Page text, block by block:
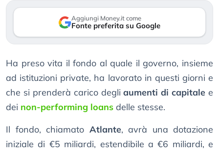
Aggiungi Money.it come
Fonte preferita su Google
Ha preso vita il fondo al quale il governo, insieme
ad istituzioni private, ha lavorato in questi giorni e
che si prenderà carico degliaumenti di capitale e
dei non-performing loans delle stesse.
Il fondo, chiamato Atlante, avrà una dotazione
iniziale di €5 miliardi, estendibile a €6 miliardi, e